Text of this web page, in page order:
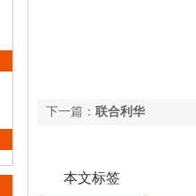
下一篇： 联合利华
本文标签